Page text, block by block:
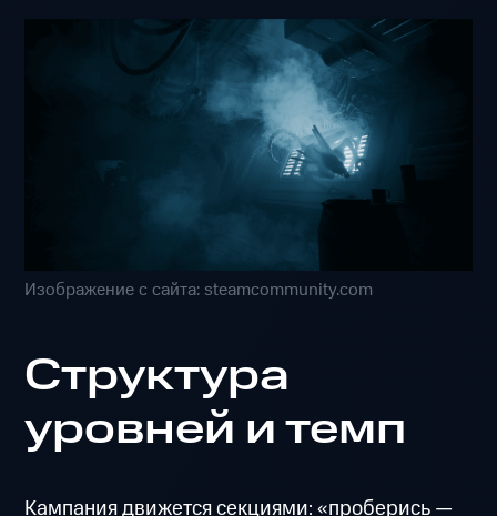
Изображение с сайта: steamcommunity.com
Структура
уровней и темп
Кампания движется секциями: «проберись —